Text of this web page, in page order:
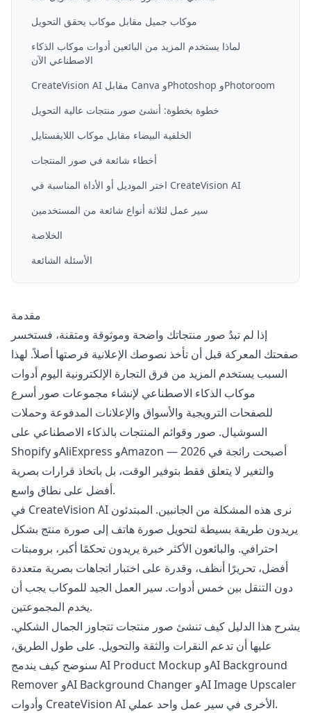
موكاب جميل مقابل موكاب يحقق التحويل
لماذا يستخدم المزيد من البائعين أدوات موكاب الذكاء
الاصطناعي الآن
CreateVision AI مقابل Canva وPhotoshop وPhotoroom
خطوة بخطوة: أنشئ صور منتجات عالية التحويل
الخلفية البيضاء مقابل موكاب اللايفستايل
أخطاء شائعة في صور المنتجات
اختر الموديل أو الأداة المناسبة في CreateVision AI
سير عمل لثلاثة أنواع شائعة من المستخدمين
الخلاصة
الأسئلة الشائعة
مقدمة
إذا لم تبدُ صور منتجاتك واضحة وموثوقة ومتقنة، فستخسر
صفحتك المعركة قبل أن تأخذ نصوصك الإعلانية فرصتها أصلاً. لهذا
السبب يستخدم المزيد من فرق التجارة الإلكترونية اليوم أدوات
موكاب الذكاء الاصطناعي لإنشاء مجموعات صور أسرع
للصفحات الترويجية والأسواق والإعلانات المدفوعة وحملات
السوشيال. صور وقوائم المنتجات بالذكاء الاصطناعي على
Shopify وAliExpress وAmazon أصبحت رائجة في 2026 —
والتغير لا يتعلق فقط بتوفير الوقت، بل باتخاذ قرارات بصرية
أفضل على نطاق واسع.
في CreateVision AI نرى هذه المشكلة من الجانبين. المبتدئون
يريدون طريقة بسيطة لتحويل صورة هاتف إلى صورة منتج بشكل
احترافي. والبائعون الأكثر خبرة يريدون تحكمًا أكبر، برومبتات
أفضل، تحريرًا أنظف، وقدرة على اختبار اتجاهات بصرية متعددة
دون التنقل بين خمس أدوات. سير العمل الجيد للموكاب يجب أن
يخدم المجموعتين.
يشرح هذا الدليل كيف تنشئ صور منتجات تتجاوز الجمال الشكلي.
عليها أن تدعم النقرات والثقة والتحويل. على طول الطريق،
AI Product Mockup وAI Background
Remover وAI Background Changer وAI Image Upscaler
وأدوات CreateVision AI الأخرى في سير عمل واحد عملي.